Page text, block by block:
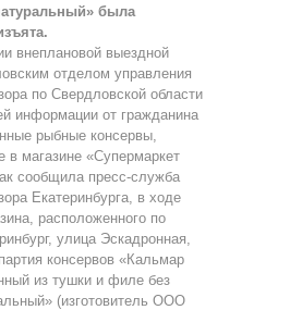
была
внеплановой выездной
отделом управления
по Свердловской области
информации от гражданина
рыбные консервы,
в магазине «Супермаркет
сообщила пресс-служба
Екатеринбурга, в ходе
расположенного по
улица Эскадронная,
консервов «Кальмар
из тушки и филе без
(изготовитель ООО